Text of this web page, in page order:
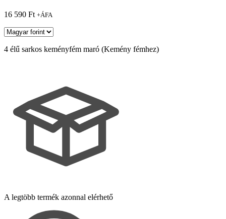
16 590 Ft +ÁFA
4 élű sarkos keményfém maró (Kemény fémhez)
A legtöbb termék azonnal elérhető